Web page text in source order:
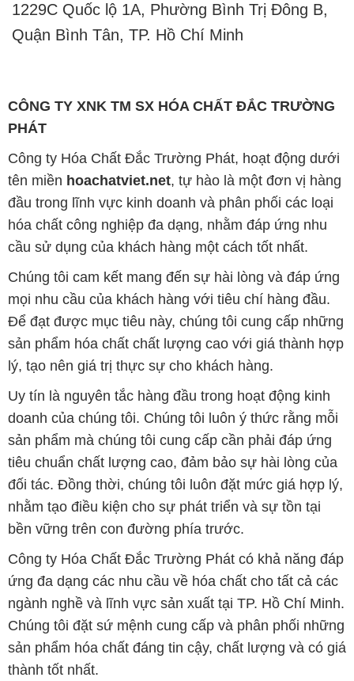
1229C Quốc lộ 1A, Phường Bình Trị Đông B,
Quận Bình Tân, TP. Hồ Chí Minh
CÔNG TY XNK TM SX HÓA CHẤT ĐẮC TRƯỜNG
PHÁT
Công ty Hóa Chất Đắc Trường Phát, hoạt động dưới
tên miền hoachatviet.net, tự hào là một đơn vị hàng
đầu trong lĩnh vực kinh doanh và phân phối các loại
hóa chất công nghiệp đa dạng, nhằm đáp ứng nhu
cầu sử dụng của khách hàng một cách tốt nhất.
Chúng tôi cam kết mang đến sự hài lòng và đáp ứng
mọi nhu cầu của khách hàng với tiêu chí hàng đầu.
Để đạt được mục tiêu này, chúng tôi cung cấp những
sản phẩm hóa chất chất lượng cao với giá thành hợp
lý, tạo nên giá trị thực sự cho khách hàng.
Uy tín là nguyên tắc hàng đầu trong hoạt động kinh
doanh của chúng tôi. Chúng tôi luôn ý thức rằng mỗi
sản phẩm mà chúng tôi cung cấp cần phải đáp ứng
tiêu chuẩn chất lượng cao, đảm bảo sự hài lòng của
đối tác. Đồng thời, chúng tôi luôn đặt mức giá hợp lý,
nhằm tạo điều kiện cho sự phát triển và sự tồn tại
bền vững trên con đường phía trước.
Công ty Hóa Chất Đắc Trường Phát có khả năng đáp
ứng đa dạng các nhu cầu về hóa chất cho tất cả các
ngành nghề và lĩnh vực sản xuất tại TP. Hồ Chí Minh.
Chúng tôi đặt sứ mệnh cung cấp và phân phối những
sản phẩm hóa chất đáng tin cậy, chất lượng và có giá
thành tốt nhất.